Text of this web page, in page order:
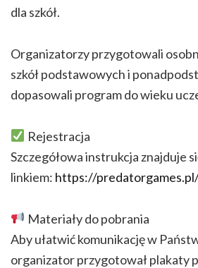
dla szkół.
Organizatorzy przygotowali
szkół podstawowych i
dopasowali program do wieku
Rejestracja
Szczegółowa instrukcja znajduje
linkiem: https://
Materiały do pobrania
Aby ułatwić komunikację w
organizator przygotował plakaty